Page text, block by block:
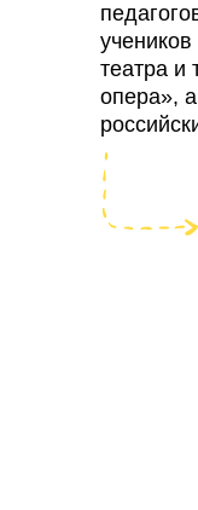
театра и
опера»,